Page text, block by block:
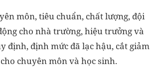
môn, tiêu chuẩn, chất lượng, đội
cho nhà trường, hiệu trưởng và
định, định mức đã lạc hậu, cắt giảm
chuyên môn và học sinh.